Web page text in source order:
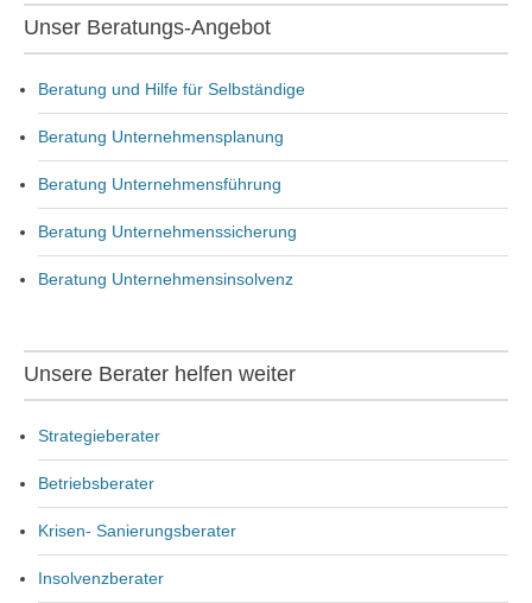
Unser Beratungs-Angebot
Beratung und Hilfe für Selbständige
Beratung Unternehmensplanung
Beratung Unternehmensführung
Beratung Unternehmenssicherung
Beratung Unternehmensinsolvenz
Unsere Berater helfen weiter
Strategieberater
Betriebsberater
Krisen- Sanierungsberater
Insolvenzberater